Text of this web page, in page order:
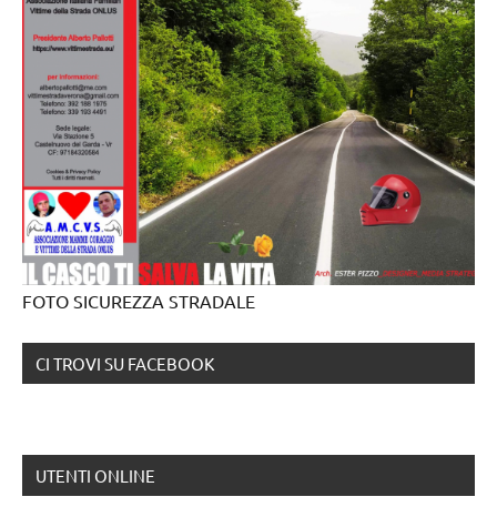
FOTO SICUREZZA STRADALE
CI TROVI SU FACEBOOK
UTENTI ONLINE